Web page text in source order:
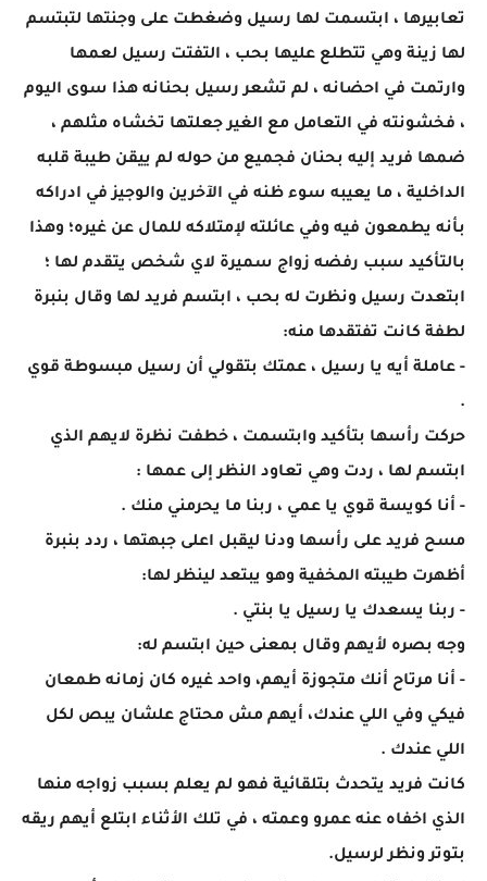
تعابيرها ، ابتسمت لها رسيل وضغطت على وجنتها لتبتسم
لها زينة وهي تتطلع عليها بحب ، التفتت رسيل لعمها
وارتمت في احضانه ، لم تشعر رسيل بحنانه هذا سوى اليوم
، فخشونته في التعامل مع الغير جعلتها تخشاه مثلهم ،
ضمها فريد إليه بحنان فجميع من حوله لم ييقن طيبة قلبه
الداخلية ، ما يعيبه سوء ظنه في الآخرين والوجيز في ادراكه
بأنه يطمعون فيه وفي عائلته لإمتلاكه للمال عن غيره؛ وهذا
بالتأكيد سبب رفضه زواج سميرة لاي شخص يتقدم لها ؛
ابتعدت رسيل ونظرت له بحب ، ابتسم فريد لها وقال بنبرة
لطفة كانت تفتقدها منه:
- عاملة أيه يا رسيل ، عمتك بتقولي أن رسيل مبسوطة قوي
.
حركت رأسها بتأكيد وابتسمت ، خطفت نظرة لايهم الذي
ابتسم لها ، ردت وهي تعاود النظر إلى عمها :
- أنا كويسة قوي يا عمي ، ربنا ما يحرمني منك .
مسح فريد على رأسها ودنا ليقبل اعلى جبهتها ، ردد بنبرة
أظهرت طيبته المخفية وهو يبتعد لينظر لها:
- ربنا يسعدك يا رسيل يا بنتي .
وجه بصره لأيهم وقال بمعنى حين ابتسم له:
- أنا مرتاح أنك متجوزة أيهم، واحد غيره كان زمانه طمعان
فيكي وفي اللي عندك، أيهم مش محتاج علشان يبص لكل
اللي عندك .
كانت فريد يتحدث بتلقائية فهو لم يعلم بسبب زواجه منها
الذي اخفاه عنه عمرو وعمته ، في تلك الأثناء ابتلع أيهم ريقه
بتوتر ونظر لرسيل.